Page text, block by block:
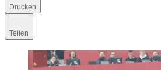
Drucken
Teilen